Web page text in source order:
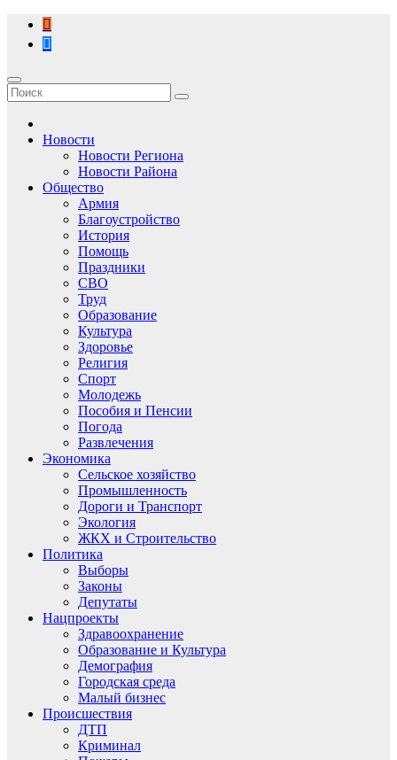
Перейти
содержимому
Новости
Новости Региона
Новости Района
Общество
Армия
Благоустройство
История
Помощь
Праздники
СВО
Труд
Образование
Культура
Здоровье
Религия
Спорт
Молодежь
Пособия и Пенсии
Погода
Развлечения
Экономика
Сельское хозяйство
Промышленность
Дороги и Транспорт
Экология
ЖКХ и Строительство
Политика
Выборы
Законы
Депутаты
Нацпроекты
Здравоохранение
Образование и Культура
Демография
Городская среда
Малый бизнес
Происшествия
ДТП
Криминал